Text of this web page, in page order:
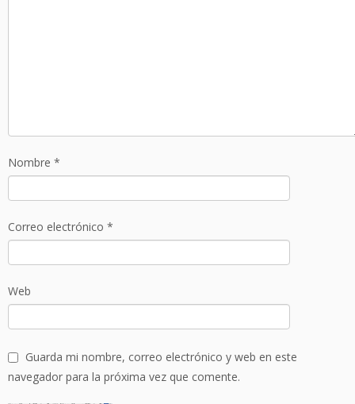
Nombre *
Correo electrónico *
Web
Guarda mi nombre, correo electrónico y web en este
navegador para la próxima vez que comente.